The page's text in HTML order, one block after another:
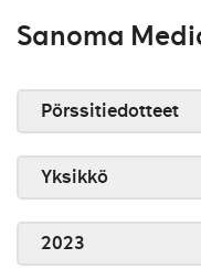
Sanoma
Pörssitiedotteet
Yksikkö
2023